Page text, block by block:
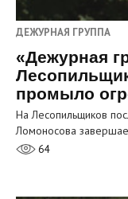
ДЕЖУРНАЯ ГРУППА
«Дежурная
промыло
На Лесопильщиков
Ломоносова
64